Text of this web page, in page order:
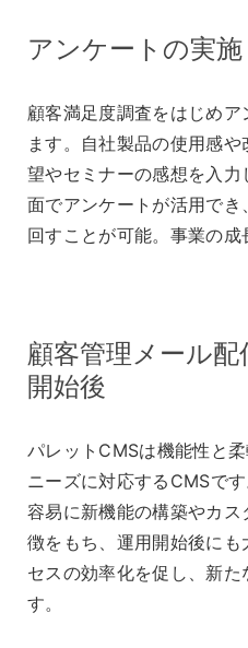
アンケートの実施
顧客満足度調査をはじめ
ます。自社製品の使用感
望やセミナーの感想を入
面でアンケートが活用で
回すことが可能。事業の成
顧客管理メール
開始後
パレットCMSは機能性と
ニーズに対応するCMSで
容易に新機能の構築やカ
徴をもち、運用開始後にも
セスの効率化を促し、新
す。